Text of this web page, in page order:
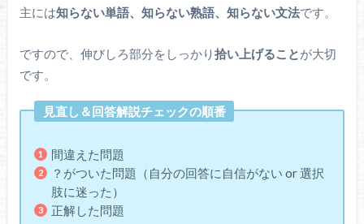
主には知らない単語、知らない熟語、知らない文法です。
ですので、伸びしろ部分をしっかり拾い上げることが大切
です。
見直し＆回答解説チェックの順番
間違えた問題
？がついた問題（自分の回答に自信がない or 選択
肢に迷った）
正解した問題